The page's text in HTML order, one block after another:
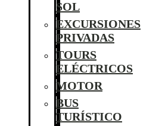
SOL
EXCURSIONES
PRIVADAS
TOURS
ELÉCTRICOS
MOTOR
BUS
TURÍSTICO